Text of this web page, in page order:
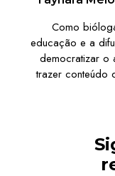
Como
educação e a
democratizar o
trazer conteúdo